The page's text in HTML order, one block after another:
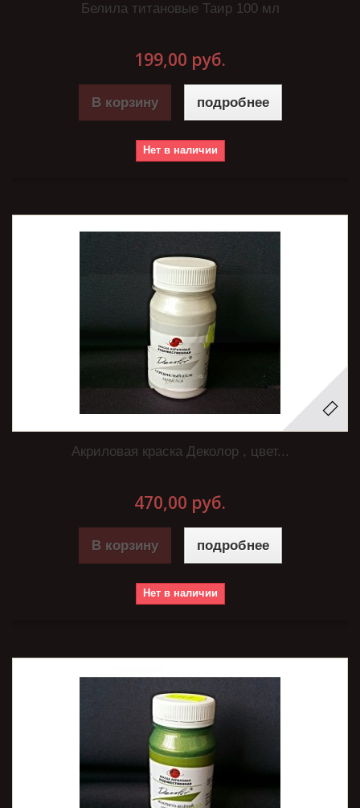
Белила титановые Таир 100 мл
199,00 руб.
В корзину подробнее
Нет в наличии
Акриловая краска Деколор , цвет...
470,00 руб.
В корзину подробнее
Нет в наличии